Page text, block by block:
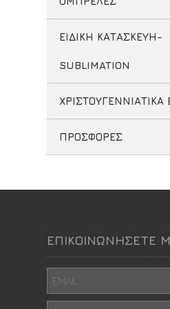
ΕΙΔΙΚΗ ΚΑΤΑΣΚΕΥΗ-
SUBLIMATION
ΧΡΙΣΤΟΥΓΕΝΝΙΑΤΙΚΑ
ΠΡΟΣΦΟΡΕΣ
ΕΠΙΚΟΙΝΩΝΗΣΕΤΕ